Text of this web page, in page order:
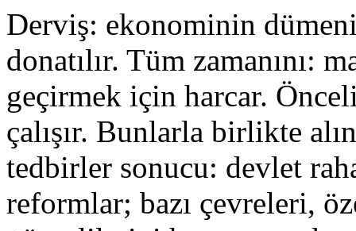
Derviş: ekonominin
donatılır. Tüm zamanını:
geçirmek için harcar.
çalışır. Bunlarla birlikte
tedbirler sonucu: devlet
reformlar; bazı çevreleri,